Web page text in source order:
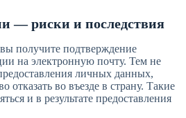
— риски и последствия
получите подтверждение
на электронную почту. Тем не
личных данных,
отказать во въезде в страну. Такие
и в результате предоставления